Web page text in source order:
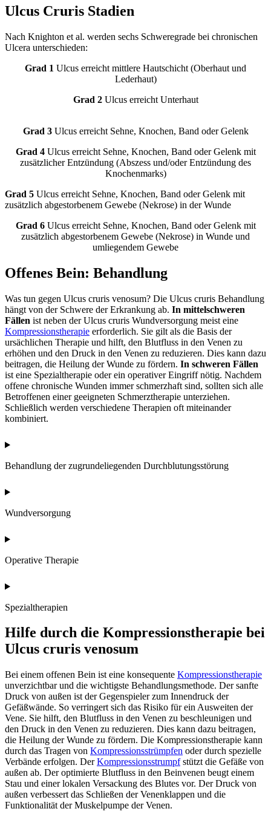
Ulcus Cruris Stadien
Nach Knighton et al. werden sechs Schweregrade bei chronischen
Ulcera unterschieden:
Grad 1 Ulcus erreicht mittlere Hautschicht (Oberhaut und
Lederhaut)
Grad 2Ulcus erreicht Unterhaut
Grad 3Ulcus erreicht Sehne, Knochen, Band oder Gelenk
Grad 4 Ulcus erreicht Sehne, Knochen, Band oder Gelenk mit
zusätzlicher Entzündung (Abszess und/oder Entzündung des
Knochenmarks)
Grad 5 Ulcus erreicht Sehne, Knochen, Band oder Gelenk mit
zusätzlich abgestorbenem Gewebe (Nekrose) in der Wunde
Grad 6 Ulcus erreicht Sehne, Knochen, Band oder Gelenk mit
zusätzlich abgestorbenem Gewebe (Nekrose) in Wunde und
umliegendem Gewebe
Offenes Bein: Behandlung
Was tun gegen Ulcus cruris venosum? Die Ulcus cruris Behandlung
hängt von der Schwere der Erkrankung ab. In mittelschweren
Fällen ist neben der Ulcus cruris Wundversorgung meist eine
Kompressionstherapie erforderlich. Sie gilt als die Basis der
ursächlichen Therapie und hilft, den Blutfluss in den Venen zu
erhöhen und den Druck in den Venen zu reduzieren. Dies kann dazu
beitragen, die Heilung der Wunde zu fördern. In schweren Fällen
ist eine Spezialtherapie oder ein operativer Eingriff nötig. Nachdem
offene chronische Wunden immer schmerzhaft sind, sollten sich alle
Betroffenen einer geeigneten Schmerztherapie unterziehen.
Schließlich werden verschiedene Therapien oft miteinander
kombiniert.
Behandlung der zugrundeliegenden Durchblutungsstörung
Wundversorgung
Operative Therapie
Spezialtherapien
Hilfe durch die Kompressionstherapie bei
Ulcus cruris venosum
Bei einem offenen Bein ist eine konsequente Kompressionstherapie
unverzichtbar und die wichtigste Behandlungsmethode. Der sanfte
Druck von außen ist der Gegenspieler zum Innendruck der
Gefäßwände. So verringert sich das Risiko für ein Ausweiten der
Vene. Sie hilft, den Blutfluss in den Venen zu beschleunigen und
den Druck in den Venen zu reduzieren. Dies kann dazu beitragen,
die Heilung der Wunde zu fördern. Die Kompressionstherapie kann
durch das Tragen von Kompressionsstrümpfen oder durch spezielle
Verbände erfolgen. DerKompressionsstrumpfstützt die Gefäße von
außen ab. Der optimierte Blutfluss in den Beinvenen beugt einem
Stau und einer lokalen Versackung des Blutes vor. Der Druck von
außen verbessert das Schließen der Venenklappen und die
Funktionalität der Muskelpumpe der Venen.